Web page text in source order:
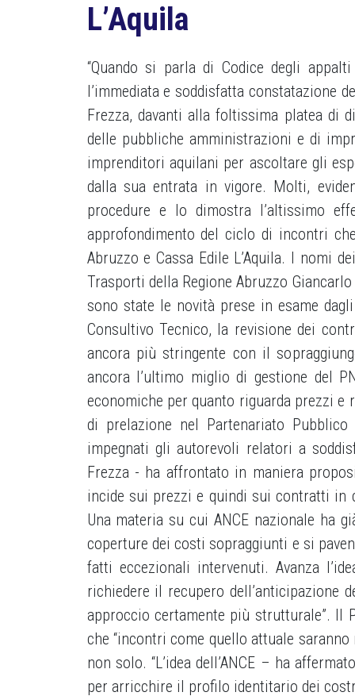
L’Aquila
“Quando si parla di Codice degli
l’immediata e soddisfatta constatazione
Frezza, davanti alla foltissima platea di
delle pubbliche amministrazioni e di
imprenditori aquilani per ascoltare gli
dalla sua entrata in vigore. Molti,
procedure e lo dimostra l’altissimo
approfondimento del ciclo di incontri
Abruzzo e Cassa Edile L’Aquila. I nomi
Trasporti della Regione Abruzzo
sono state le novità prese in esame
Consultivo Tecnico, la revisione dei
ancora più stringente con il
ancora l’ultimo miglio di gestione del
economiche per quanto riguarda prezzi
di prelazione nel Partenariato
impegnati gli autorevoli relatori a
Frezza - ha affrontato in maniera
incide sui prezzi e quindi sui contratti in
Una materia su cui ANCE nazionale ha
coperture dei costi sopraggiunti e si
fatti eccezionali intervenuti. Avanza
richiedere il recupero dell’anticipazione
approccio certamente più strutturale”. Il
che “incontri come quello attuale
non solo. “L’idea dell’ANCE – ha
per arricchire il profilo identitario dei